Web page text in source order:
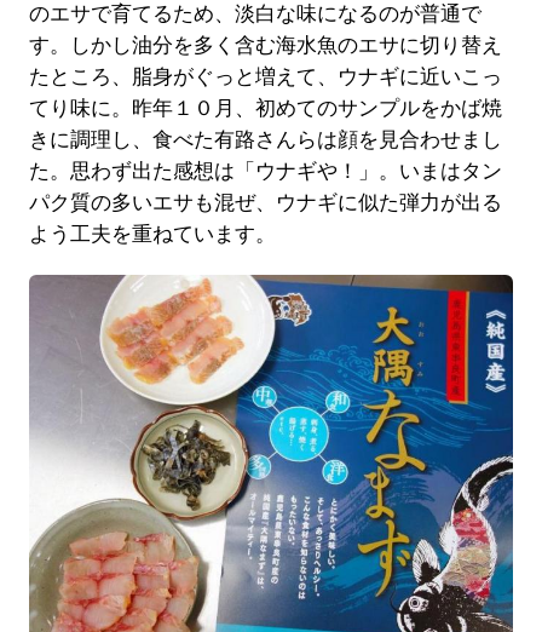
のエサで育てるため、淡白な味になるのが普通で
す。しかし油分を多く含む海水魚のエサに切り替え
たところ、脂身がぐっと増えて、ウナギに近いこっ
てり味に。昨年１０月、初めてのサンプルをかば焼
きに調理し、食べた有路さんらは顔を見合わせまし
た。思わず出た感想は「ウナギや！」。いまはタン
パク質の多いエサも混ぜ、ウナギに似た弾力が出る
よう工夫を重ねています。